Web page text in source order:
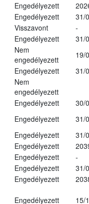
Engedélyezett
Engedélyezett
31/
Visszavont
-
Engedélyezett
31/
Nem
engedélyezett
19/
Engedélyezett
31/
Nem
engedélyezett
Engedélyezett
30/
Engedélyezett
31/
Engedélyezett
31/
Engedélyezett
Engedélyezett
-
Engedélyezett
31/
Engedélyezett
Engedélyezett 15/